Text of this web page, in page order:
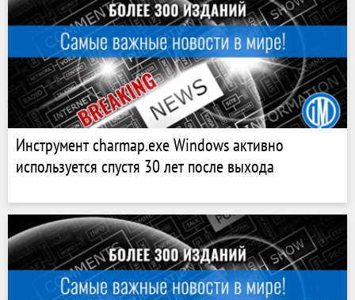
Инструмент charmap.exe Windows активно
используется спустя 30 лет после выхода